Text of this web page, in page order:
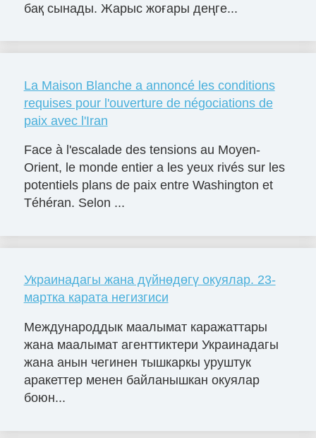
бақ сынады. Жарыс жоғары деңге...
La Maison Blanche a annoncé les conditions
requises pour l'ouverture de négociations de
paix avec l'Iran
Face à l'escalade des tensions au Moyen-
Orient, le monde entier a les yeux rivés sur les
potentiels plans de paix entre Washington et
Téhéran. Selon ...
Украинадагы жана дүйнөдөгү окуялар. 23-
мартка карата негизгиси
Международдык маалымат каражаттары
жана маалымат агенттиктери Украинадагы
жана анын чегинен тышкаркы уруштук
аракеттер менен байланышкан окуялар
боюн...